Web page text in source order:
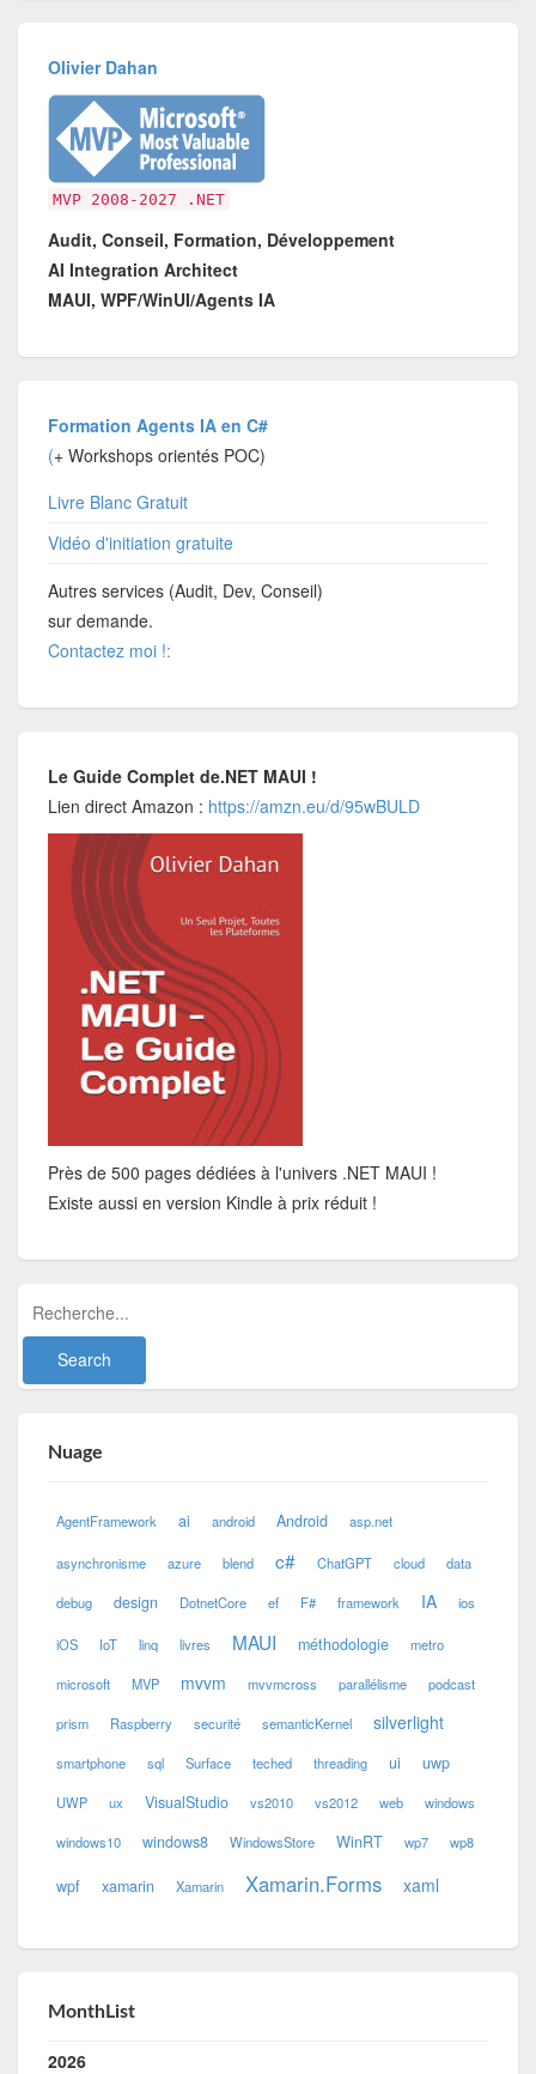
Olivier Dahan
MVP 2008-2027 .NET
Audit, Conseil, Formation, Développement
AI Integration Architect
MAUI, WPF/WinUI/Agents IA
Formation Agents IA en C#
(+ Workshops orientés POC)
Livre Blanc Gratuit
Vidéo d'initiation gratuite
Autres services (Audit, Dev, Conseil)
sur demande.
Contactez moi !:
Le Guide Complet de.NET MAUI !
Lien direct Amazon : https://amzn.eu/d/95wBULD
Près de 500 pages dédiées à l'univers .NET MAUI !
Existe aussi en version Kindle à prix réduit !
Nuage
AgentFramework ai android Android asp.net
asynchronisme azure blend c# ChatGPT cloud data
debug design DotnetCore ef F# framework IA ios
iOS IoT linq livres MAUI méthodologie metro
microsoft MVP mvvm mvvmcross parallélisme podcast
prism Raspberry securité semanticKernel silverlight
smartphone sql Surface teched threading ui uwp
UWP ux VisualStudio vs2010 vs2012 web windows
windows10 windows8 WindowsStore WinRT wp7 wp8
wpf xamarin Xamarin Xamarin.Forms xaml
MonthList
2026